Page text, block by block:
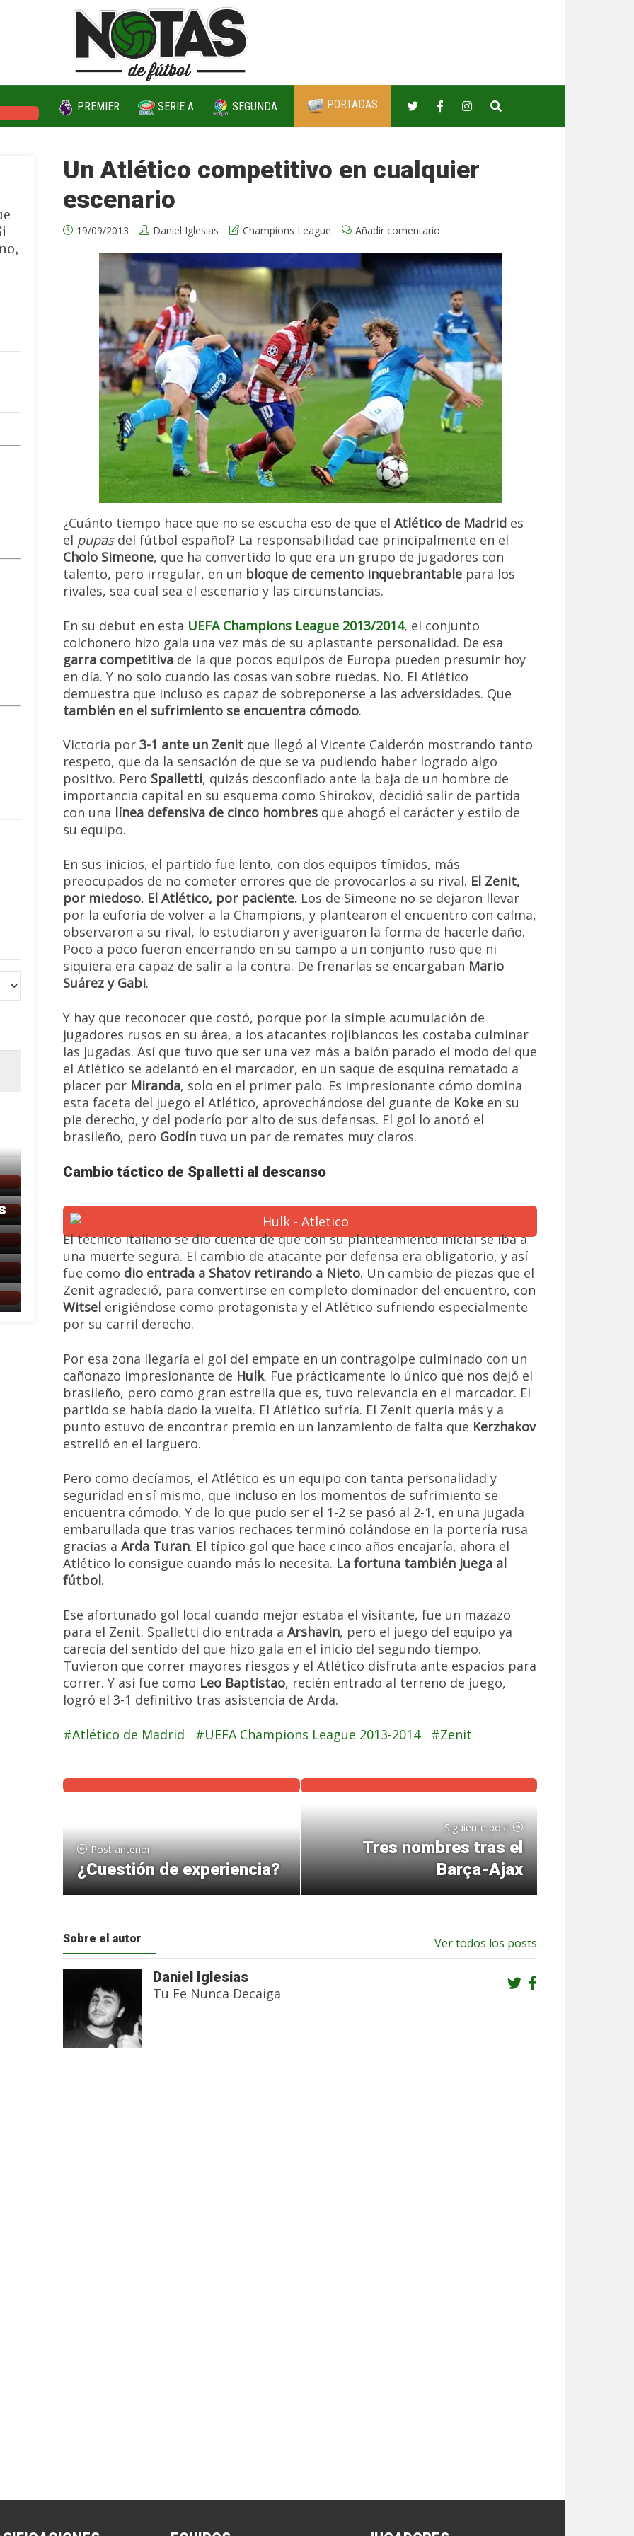
PREMIER SERIE A SEGUNDA PORTADAS
Un Atlético competitivo en cualquier
escenario
19/09/2013 Daniel Iglesias Champions League Añadir comentario
¿Cuánto tiempo hace que no se escucha eso de que el Atlético de Madrid es
el pupasdel fútbol español? La responsabilidad cae principalmente en el
Cholo Simeone, que ha convertido lo que era un grupo de jugadores con
talento, pero irregular, en un bloque de cemento inquebrantable para los
rivales, sea cual sea el escenario y las circunstancias.
En su debut en esta UEFA Champions League 2013/2014, el conjunto
colchonero hizo gala una vez más de su aplastante personalidad. De esa
garra competitiva de la que pocos equipos de Europa pueden presumir hoy
en día. Y no solo cuando las cosas van sobre ruedas. No. El Atlético
demuestra que incluso es capaz de sobreponerse a las adversidades. Que
también en el sufrimiento se encuentra cómodo.
Victoria por 3-1 ante un Zenit que llegó al Vicente Calderón mostrando tanto
respeto, que da la sensación de que se va pudiendo haber logrado algo
positivo. Pero Spalletti, quizás desconfiado ante la baja de un hombre de
importancia capital en su esquema como Shirokov, decidió salir de partida
con una línea defensiva de cinco hombres que ahogó el carácter y estilo de
su equipo.
En sus inicios, el partido fue lento, con dos equipos tímidos, más
preocupados de no cometer errores que de provocarlos a su rival. El Zenit,
por miedoso. El Atlético, por paciente. Los de Simeone no se dejaron llevar
por la euforia de volver a la Champions, y plantearon el encuentro con calma,
observaron a su rival, lo estudiaron y averiguaron la forma de hacerle daño.
Poco a poco fueron encerrando en su campo a un conjunto ruso que ni
siquiera era capaz de salir a la contra. De frenarlas se encargaban Mario
Suárez y Gabi.
Y hay que reconocer que costó, porque por la simple acumulación de
jugadores rusos en su área, a los atacantes rojiblancos les costaba culminar
las jugadas. Así que tuvo que ser una vez más a balón parado el modo del que
el Atlético se adelantó en el marcador, en un saque de esquina rematado a
placer por Miranda, solo en el primer palo. Es impresionante cómo domina
esta faceta del juego el Atlético, aprovechándose del guante de Koke en su
pie derecho, y del poderío por alto de sus defensas. El gol lo anotó el
brasileño, pero Godín tuvo un par de remates muy claros.
Cambio táctico de Spalletti al descanso
El técnico italiano se dio cuenta de que con su planteamiento inicial se iba a
una muerte segura. El cambio de atacante por defensa era obligatorio, y así
fue como dio entrada a Shatov retirando a Nieto. Un cambio de piezas que el
Zenit agradeció, para convertirse en completo dominador del encuentro, con
Witsel erigiéndose como protagonista y el Atlético sufriendo especialmente
por su carril derecho.
Por esa zona llegaría el gol del empate en un contragolpe culminado con un
cañonazo impresionante de Hulk. Fue prácticamente lo único que nos dejó el
brasileño, pero como gran estrella que es, tuvo relevancia en el marcador. El
partido se había dado la vuelta. El Atlético sufría. El Zenit quería más y a
punto estuvo de encontrar premio en un lanzamiento de falta que Kerzhakov
estrelló en el larguero.
Pero como decíamos, el Atlético es un equipo con tanta personalidad y
seguridad en sí mismo, que incluso en los momentos de sufrimiento se
encuentra cómodo. Y de lo que pudo ser el 1-2 se pasó al 2-1, en una jugada
embarullada que tras varios rechaces terminó colándose en la portería rusa
gracias a Arda Turan. El típico gol que hace cinco años encajaría, ahora el
Atlético lo consigue cuando más lo necesita. La fortuna también juega al
fútbol.
Ese afortunado gol local cuando mejor estaba el visitante, fue un mazazo
para el Zenit. Spalletti dio entrada a Arshavin, pero el juego del equipo ya
carecía del sentido del que hizo gala en el inicio del segundo tiempo.
Tuvieron que correr mayores riesgos y el Atlético disfruta ante espacios para
correr. Y así fue como Leo Baptistao, recién entrado al terreno de juego,
logró el 3-1 definitivo tras asistencia de Arda.
Atlético de Madrid UEFA Champions League 2013-2014 Zenit
Post anterior
¿Cuestión de experiencia?
Siguiente post
Tres nombres tras el
Barça-Ajax
Sobre el autor Ver todos los posts
Daniel Iglesias
Tu Fe Nunca Decaiga